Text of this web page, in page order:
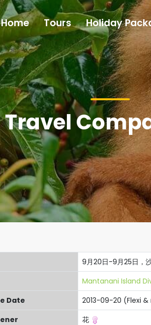
Travel
9月20日-9月25日，
Mantanani Island
Date
2013-09-20 (Flexi
花
Home Tours Holiday